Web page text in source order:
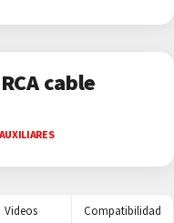
cable
Videos Compatibilidad